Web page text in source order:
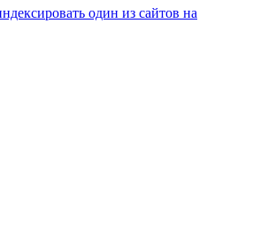
один из сайтов на